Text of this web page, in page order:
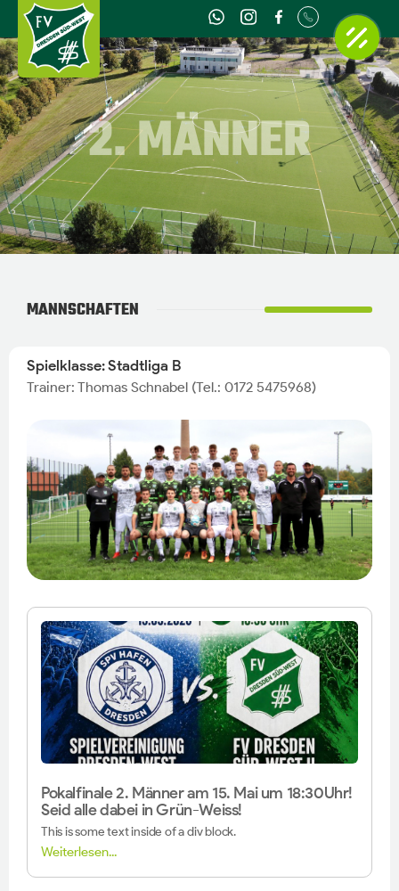
2. MÄNNER
MANNSCHAFTEN
Spielklasse: Stadtliga B
Trainer: Thomas Schnabel (Tel.: 0172 5475968)
Pokalfinale 2. Männer am 15. Mai um 18:30Uhr!
Seid alle dabei in Grün-Weiss!
This is some text inside of a div block.
Weiterlesen...